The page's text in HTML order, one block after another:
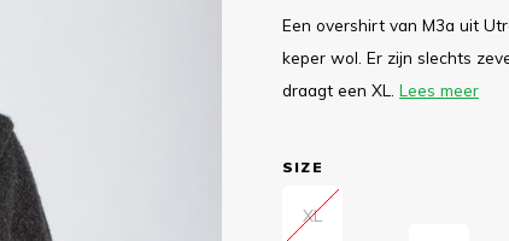
Een overshirt van M3a uit
keper wol. Er zijn slechts
draagt een XL. Lees meer
SIZE
XL